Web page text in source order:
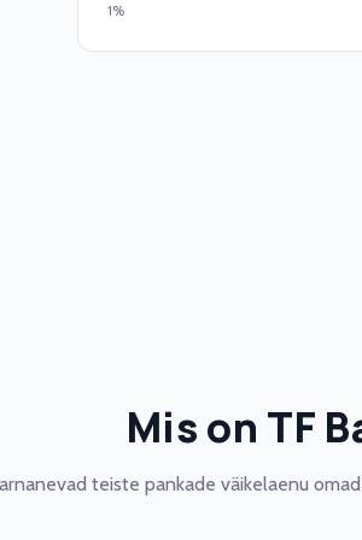
1%
Mis on TF
teiste pankade väikelaenu